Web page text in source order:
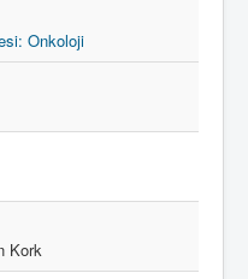
Onkoloji
Kork